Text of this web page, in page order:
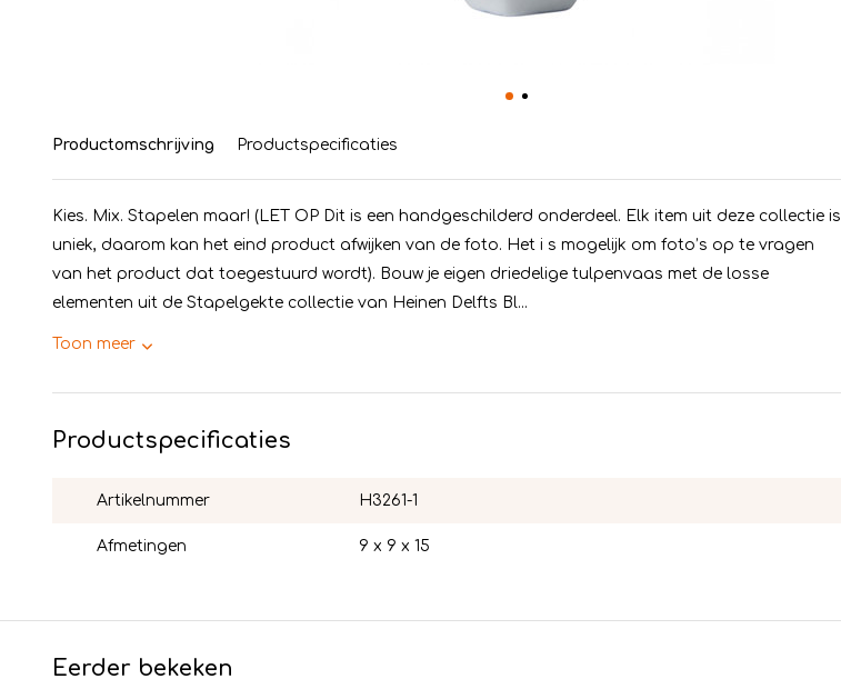
Productomschrijving Productspecificaties
Kies. Mix. Stapelen maar! (LET OP Dit is een handgeschilderd onderdeel. Elk item uit deze collectie is
uniek, daarom kan het eind product afwijken van de foto. Het i s mogelijk om foto’s op te vragen
van het product dat toegestuurd wordt). Bouw je eigen driedelige tulpenvaas met de losse
elementen uit de Stapelgekte collectie van Heinen Delfts Bl...
Toon meer
Productspecificaties
Artikelnummer H3261-1
Afmetingen 9 x 9 x 15
Eerder bekeken